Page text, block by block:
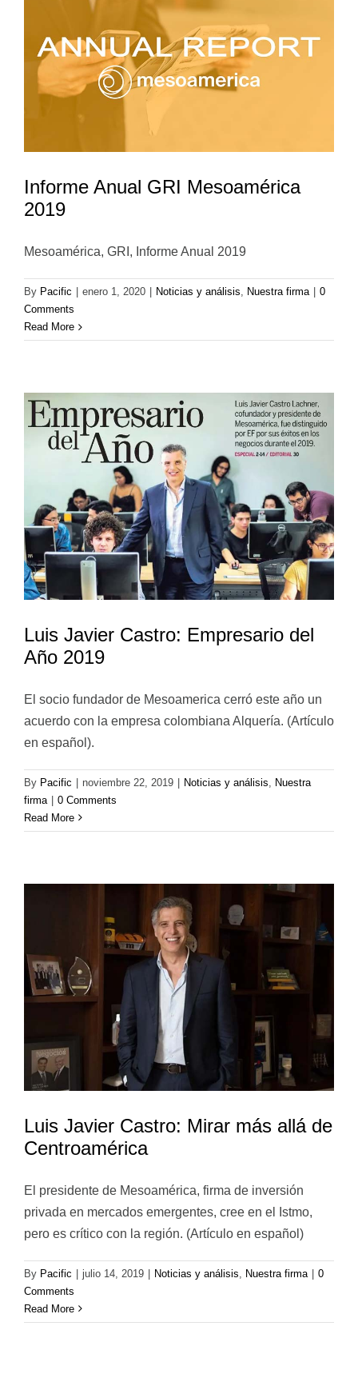
Informe Anual GRI Mesoamérica
2019
Mesoamérica, GRI, Informe Anual 2019
By Pacific enero 1, 2020 Noticias y análisis, Nuestra firma
0
Comments
Read More
Luis Javier Castro: Empresario del
Año 2019
El socio fundador de Mesoamerica cerró este año un
acuerdo con la empresa colombiana Alquería. (Artículo
en español).
By Pacific noviembre 22, 2019 Noticias y análisis
Nuestra
firma
0 Comments
Read More
Luis Javier Castro: Mirar más allá de
Centroamérica
El presidente de Mesoamérica, firma de inversión
privada en mercados emergentes, cree en el Istmo,
pero es crítico con la región. (Artículo en español)
By Pacific | julio 14, 2019 | Noticias y análisis Nuestra firma | 0
Comments
Read More